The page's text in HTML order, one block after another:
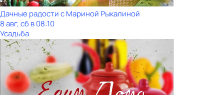
Дачные радости с Мариной Рыкалиной
8 авг, сб в 08:10
Усадьба